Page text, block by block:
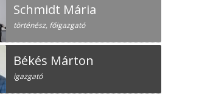
Schmidt Mária
történész, főigazgató
Békés Márton
igazgató